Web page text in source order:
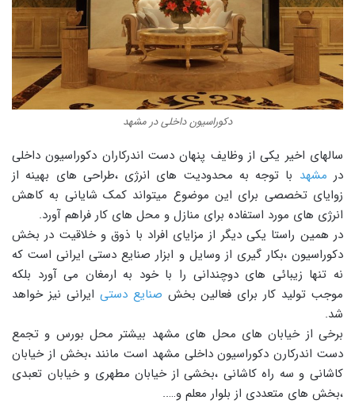
دکوراسیون داخلی در مشهد
سالهای اخیر یکی از وظایف پنهان دست اندرکاران دکوراسیون داخلی
در مشهد با توجه به محدودیت های انرژی ،طراحی های بهینه از
زوایای تخصصی برای این موضوع میتواند کمک شایانی به کاهش
انرژی های مورد استفاده برای منازل و محل های کار فراهم آورد.
در همین راستا یکی دیگر از مزایای افراد با ذوق و خلاقیت در بخش
دکوراسیون ،بکار گیری از وسایل و ابزار صنایع دستی ایرانی است که
نه تنها زیبائی های دوچندانی را با خود به ارمغان می آورد بلکه
موجب تولید کار برای فعالین بخش صنایع دستی ایرانی نیز خواهد
شد.
برخی از خیابان های محل های مشهد بیشتر محل بورس و تجمع
دست اندرکارن دکوراسیون داخلی مشهد است مانند ،بخش از خیابان
کاشانی و سه راه کاشانی ،بخشی از خیابان مطهری و خیابان تعبدی
،بخش های متعددی از بلوار معلم و…..